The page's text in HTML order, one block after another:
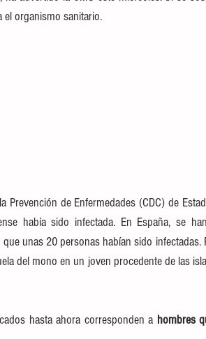
el organismo sanitario.
Prevención de Enfermedades (CDC) de
había sido infectada. En España, se
unas 20 personas habían sido
del mono en un joven procedente de las
hasta ahora corresponden a hombres